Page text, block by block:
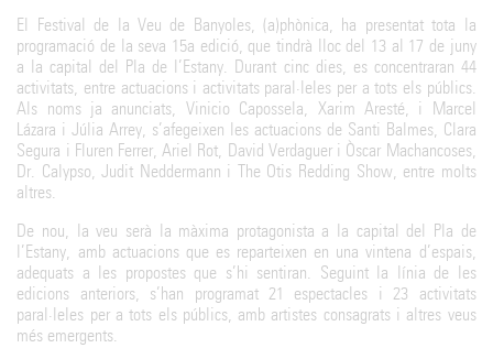
El Festival de la Veu de Banyoles, (a)phònica, ha presentat tota la
programació de la seva 15a edició, que tindrà lloc del 13 al 17 de juny
a la capital del Pla de l’Estany. Durant cinc dies, es concentraran 44
activitats, entre actuacions i activitats paral·leles per a tots els públics.
Als noms ja anunciats, Vinicio Capossela, Xarim Aresté, i Marcel
Lázara i Júlia Arrey, s’afegeixen les actuacions de Santi Balmes, Clara
Segura i Fluren Ferrer, Ariel Rot, David Verdaguer i Òscar Machancoses,
Dr. Calypso, Judit Neddermann i The Otis Redding Show, entre molts
altres.
De nou, la veu serà la màxima protagonista a la capital del Pla de
l’Estany, amb actuacions que es reparteixen en una vintena d’espais,
adequats a les propostes que s’hi sentiran. Seguint la línia de les
edicions anteriors, s’han programat 21 espectacles i 23 activitats
paral·leles per a tots els públics, amb artistes consagrats i altres veus
més emergents.